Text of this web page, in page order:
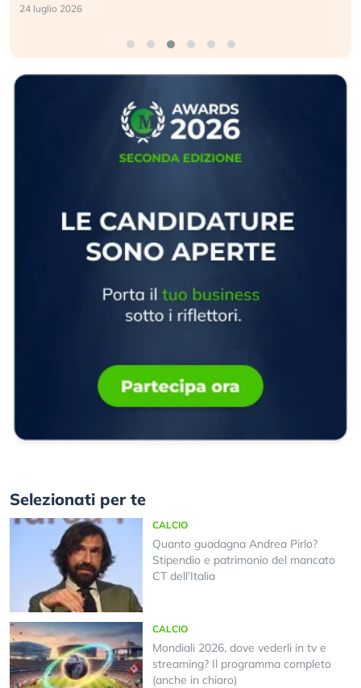
24 luglio 2026
Selezionati per te
CALCIO
Quanto guadagna Andrea Pirlo?
Stipendio e patrimonio del mancato
CT dell’Italia
CALCIO
Mondiali 2026, dove vederli in tv e
streaming? Il programma completo
(anche in chiaro)